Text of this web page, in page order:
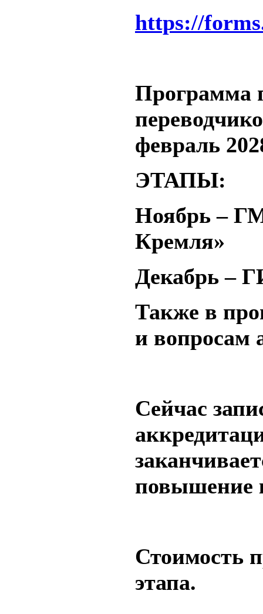
https://
Программа
февраль
ЭТАПЫ:
Ноябрь –
Кремля»
Декабрь –
Также в
и вопросам
Сейчас
повышение
Стоимость
этапа.